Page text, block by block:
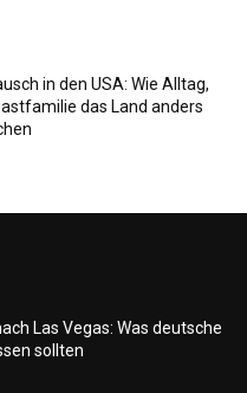
in den USA: Wie Alltag,
das Land anders
Las Vegas: Was deutsche
sollten